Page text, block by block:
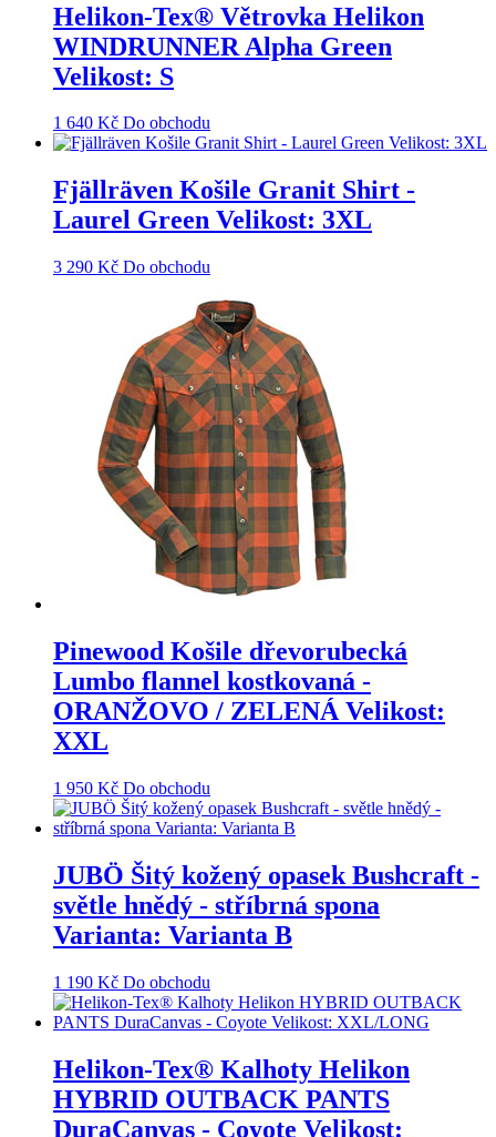
Helikon-Tex® Větrovka Helikon
WINDRUNNER Alpha Green
Velikost: S
1 640 Kč Do obchodu
Fjällräven Košile Granit Shirt -
Laurel Green Velikost: 3XL
3 290 Kč Do obchodu
Pinewood Košile dřevorubecká
Lumbo flannel kostkovaná -
ORANŽOVO / ZELENÁ Velikost:
XXL
1 950 Kč Do obchodu
JUBÖ Šitý kožený opasek Bushcraft -
světle hnědý - stříbrná spona
Varianta: Varianta B
1 190 Kč Do obchodu
Helikon-Tex® Kalhoty Helikon
HYBRID OUTBACK PANTS
DuraCanvas - Coyote Velikost: